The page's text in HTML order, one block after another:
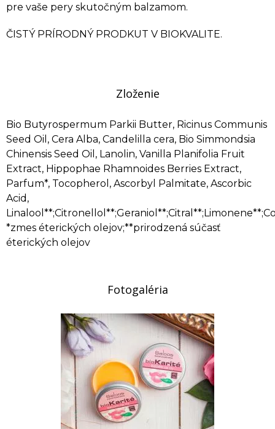
pre vaše pery skutočným balzamom.
ČISTÝ PRÍRODNÝ PRODKUT V BIOKVALITE.
Zloženie
Bio Butyrospermum Parkii Butter, Ricinus Communis
Seed Oil, Cera Alba, Candelilla cera, Bio Simmondsia
Chinensis Seed Oil, Lanolin, Vanilla Planifolia Fruit
Extract, Hippophae Rhamnoides Berries Extract,
Parfum*, Tocopherol, Ascorbyl Palmitate, Ascorbic
Acid,
*zmes éterických olejov;**prirodzená súčasť
éterických olejov
Fotogaléria